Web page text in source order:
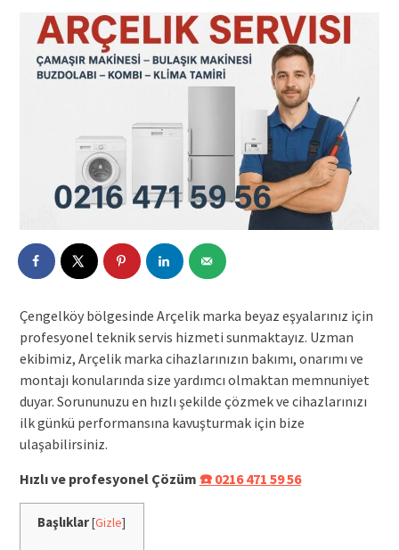
Çengelköy bölgesinde Arçelik marka beyaz eşyalarınız için
profesyonel teknik servis hizmeti sunmaktayız. Uzman
ekibimiz, Arçelik marka cihazlarınızın bakımı, onarımı ve
montajı konularında size yardımcı olmaktan memnuniyet
duyar. Sorununuzu en hızlı şekilde çözmek ve cihazlarınızı
ilk günkü performansına kavuşturmak için bize
ulaşabilirsiniz.
Hızlı ve profesyonel Çözüm ☎️ 0216 471 59 56
Başlıklar[Gizle]